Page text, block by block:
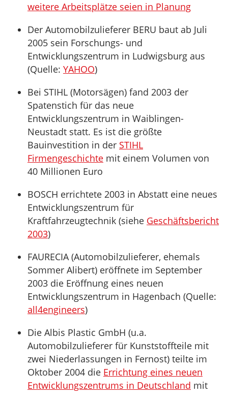
weitere Arbeitsplätze seien in Planung
Der Automobilzulieferer BERU baut ab Juli
2005 sein Forschungs- und
Entwicklungszentrum in Ludwigsburg aus
(Quelle: YAHOO)
Bei STIHL (Motorsägen) fand 2003 der
Spatenstich für das neue
Entwicklungszentrum in Waiblingen-
Neustadt statt. Es ist die größte
Bauinvestition in der STIHL
Firmengeschichte mit einem Volumen von
40 Millionen Euro
BOSCH errichtete 2003 in Abstatt eine neues
Entwicklungszentrum für
Kraftfahrzeugtechnik (siehe Geschäftsbericht
2003)
FAURECIA (Automobilzulieferer, ehemals
Sommer Alibert) eröffnete im September
2003 die Eröffnung eines neuen
Entwicklungszentrum in Hagenbach (Quelle:
all4engineers)
Die Albis Plastic GmbH (u.a.
Automobilzulieferer für Kunststoffteile mit
zwei Niederlassungen in Fernost) teilte im
Oktober 2004 die Errichtung eines neuen
Entwicklungszentrums in Deutschland mit